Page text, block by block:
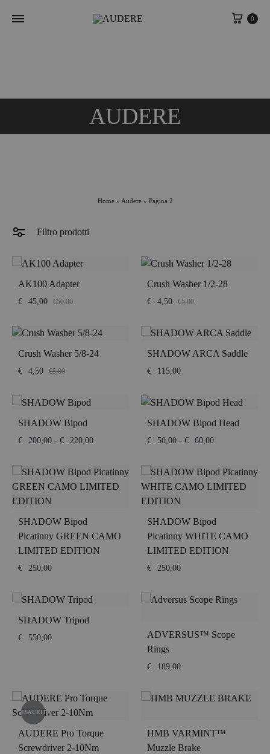
0
AUDERE
Home» Audere» Pagina 2
Filtro prodotti
AK100 Adapter
€ 45,00 €50,00
Crush Washer 1/2-28
€ 4,50 €5,00
Crush Washer 5/8-24
€ 4,50 €5,00
SHADOW ARCA Saddle
€ 115,00
SHADOW Bipod
€ 200,00 - € 220,00Fascia
da
€200,00
SHADOW Bipod Head
€ 50,00 - € 60,00Fascia
da
€50,00
€60,00
SHADOW Bipod
Picatinny GREEN CAMO
LIMITED EDITION
€ 250,00
SHADOW Bipod
Picatinny WHITE CAMO
LIMITED EDITION
€ 250,00
SHADOW Tripod
€ 550,00
ADVERSUS™ Scope
Rings
€ 189,00
ESAURITO
AUDERE Pro Torque
Screwdriver 2-10Nm
HMB VARMINT™
Muzzle Brake